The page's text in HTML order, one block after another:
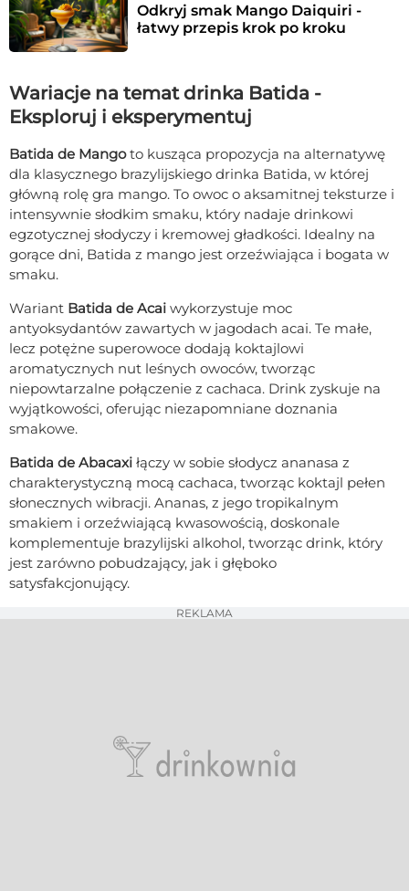
Odkryj smak Mango Daiquiri -
łatwy przepis krok po kroku
Wariacje na temat drinka Batida -
Eksploruj i eksperymentuj
Batida de Mangoto kusząca propozycja na alternatywę
dla klasycznego brazylijskiego drinka Batida, w której
główną rolę gra mango. To owoc o aksamitnej teksturze i
intensywnie słodkim smaku, który nadaje drinkowi
egzotycznej słodyczy i kremowej gładkości. Idealny na
gorące dni, Batida z mango jest orzeźwiająca i bogata w
smaku.
Wariant Batida de Acai wykorzystuje moc
antyoksydantów zawartych w jagodach acai. Te małe,
lecz potężne superowoce dodają koktajlowi
aromatycznych nut leśnych owoców, tworząc
niepowtarzalne połączenie z cachaca. Drink zyskuje na
wyjątkowości, oferując niezapomniane doznania
smakowe.
Batida de Abacaxi łączy w sobie słodycz ananasa z
charakterystyczną mocą cachaca, tworząc koktajl pełen
słonecznych wibracji. Ananas, z jego tropikalnym
smakiem i orzeźwiającą kwasowością, doskonale
komplementuje brazylijski alkohol, tworząc drink, który
jest zarówno pobudzający, jak i głęboko
satysfakcjonujący.
REKLAMA